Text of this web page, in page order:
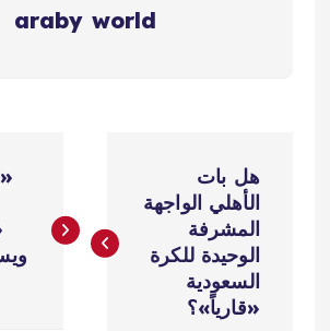
araby world
ص
هل بات
الأهلي الواجهة
المشرفة
الوحيدة للكرة
السعودية
«قارياً»؟